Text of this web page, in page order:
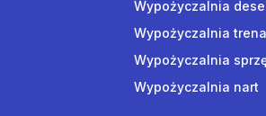
Wypożyczalnia
Wypożyczalnia
Wypożyczalnia
Wypożyczalnia nart